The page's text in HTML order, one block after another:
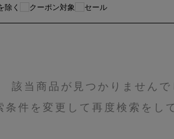
除く クーポン対象 セール
該当商品が見つかりませんで
条件を変更して再度検索をし